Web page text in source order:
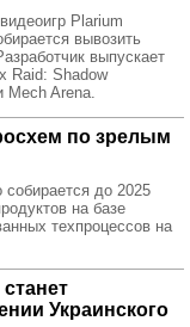
Plarium
вывозить
выпускает
Raid: Shadow
Mech Arena.
по зрелым
до 2025
на базе
техпроцессов на
Украинского